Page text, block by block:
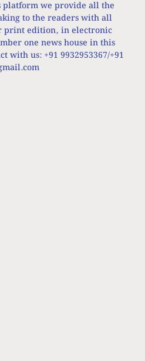
platform we provide all the
to the readers with all
edition, in electronic
one news house in this
with us: +91 9932953367/+91